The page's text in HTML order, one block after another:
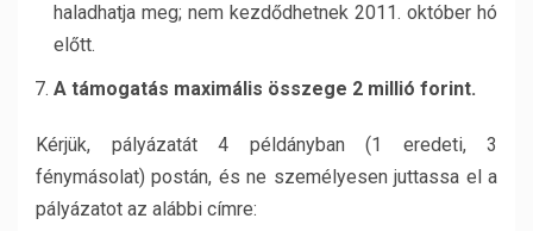
haladhatja meg; nem kezdődhetnek 2011. október hó
előtt.
A támogatás maximális összege 2 millió forint.
Kérjük, pályázatát 4 példányban (1 eredeti, 3
fénymásolat) postán, és ne személyesen juttassa el a
pályázatot az alábbi címre: